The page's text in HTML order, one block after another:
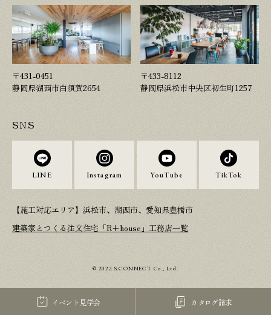
イベント見学会 カタログ請求
〒431-0451
静岡県湖西市白須賀2654
〒433-8112
静岡県浜松市中央区初生町1257
SNS
LINE Instagram YouTube TikTok
【施工対応エリア】浜松市、湖西市、愛知県豊橋市
建築家とつくる注文住宅「R+house」工務店一覧
© 2022 S.CONNECT Co., Ltd.